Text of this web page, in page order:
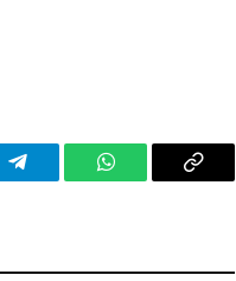
Telegram WhatsAppCopy